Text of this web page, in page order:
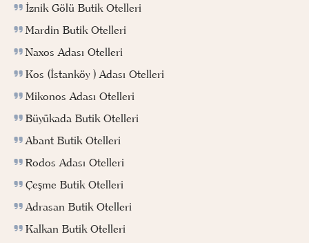
İznik Gölü Butik Otelleri
Mardin Butik Otelleri
Naxos Adası Otelleri
Kos (İstanköy ) Adası Otelleri
Mikonos Adası Otelleri
Büyükada Butik Otelleri
Abant Butik Otelleri
Rodos Adası Otelleri
Çeşme Butik Otelleri
Adrasan Butik Otelleri
Kalkan Butik Otelleri